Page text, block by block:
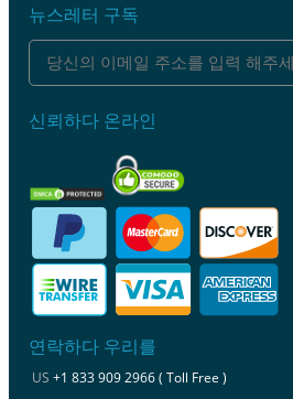
뉴스레터 구독
신뢰하다 온라인
연락하다 우리를
US +1 833 909 2966 ( Toll Free )